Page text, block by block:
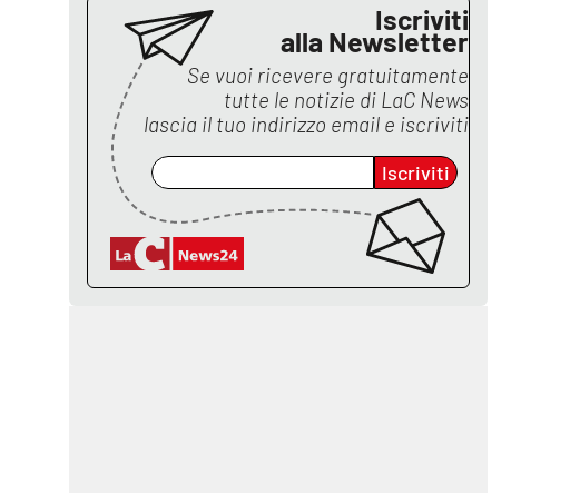
Iscriviti
alla Newsletter
Se vuoi ricevere gratuitamente
tutte le notizie di LaC News
lascia il tuo indirizzo email e iscriviti
Iscriviti